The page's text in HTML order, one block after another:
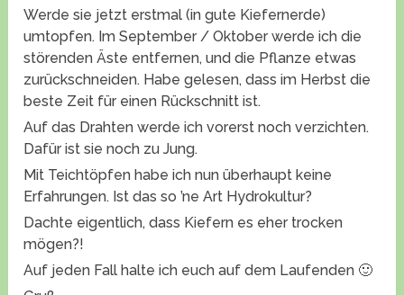
Werde sie jetzt erstmal (in gute Kiefernerde)
umtopfen. Im September / Oktober werde ich die
störenden Äste entfernen, und die Pflanze etwas
zurückschneiden. Habe gelesen, dass im Herbst die
beste Zeit für einen Rückschnitt ist.
Auf das Drahten werde ich vorerst noch verzichten.
Dafür ist sie noch zu Jung.
Mit Teichtöpfen habe ich nun überhaupt keine
Erfahrungen. Ist das so ’ne Art Hydrokultur?
Dachte eigentlich, dass Kiefern es eher trocken
mögen?!
Auf jeden Fall halte ich euch auf dem Laufenden 🙂